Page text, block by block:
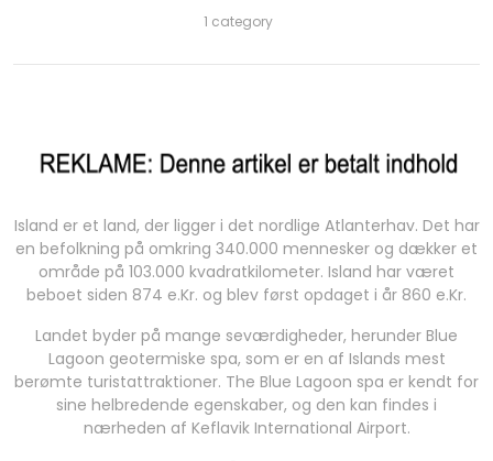
1 category
Island er et land, der ligger i det nordlige Atlanterhav. Det har
en befolkning på omkring 340.000 mennesker og dækker et
område på 103.000 kvadratkilometer. Island har været
beboet siden 874 e.Kr. og blev først opdaget i år 860 e.Kr.
Landet byder på mange seværdigheder, herunder Blue
Lagoon geotermiske spa, som er en af Islands mest
berømte turistattraktioner. The Blue Lagoon spa er kendt for
sine helbredende egenskaber, og den kan findes i
nærheden af Keflavik International Airport.